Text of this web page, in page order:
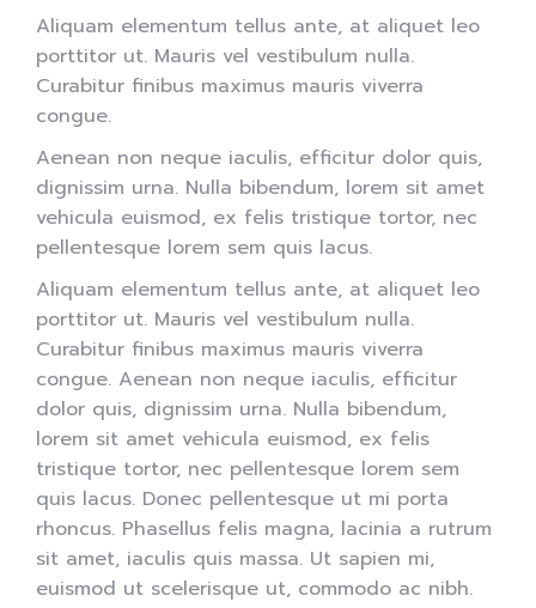
Aliquam elementum tellus ante, at aliquet leo
porttitor ut. Mauris vel vestibulum nulla.
Curabitur finibus maximus mauris viverra
congue.
Aenean non neque iaculis, efficitur dolor quis,
dignissim urna. Nulla bibendum, lorem sit amet
vehicula euismod, ex felis tristique tortor, nec
pellentesque lorem sem quis lacus.
Aliquam elementum tellus ante, at aliquet leo
porttitor ut. Mauris vel vestibulum nulla.
Curabitur finibus maximus mauris viverra
congue. Aenean non neque iaculis, efficitur
dolor quis, dignissim urna. Nulla bibendum,
lorem sit amet vehicula euismod, ex felis
tristique tortor, nec pellentesque lorem sem
quis lacus. Donec pellentesque ut mi porta
rhoncus. Phasellus felis magna, lacinia a rutrum
sit amet, iaculis quis massa. Ut sapien mi,
euismod ut scelerisque ut, commodo ac nibh.